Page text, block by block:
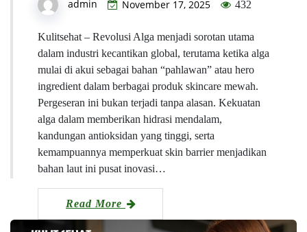
admin November 17, 2025 432
Kulitsehat – Revolusi Alga menjadi sorotan utama
dalam industri kecantikan global, terutama ketika alga
mulai di akui sebagai bahan “pahlawan” atau hero
ingredient dalam berbagai produk skincare mewah.
Pergeseran ini bukan terjadi tanpa alasan. Kekuatan
alga dalam memberikan hidrasi mendalam,
kandungan antioksidan yang tinggi, serta
kemampuannya memperkuat skin barrier menjadikan
bahan laut ini pusat inovasi…
Read More